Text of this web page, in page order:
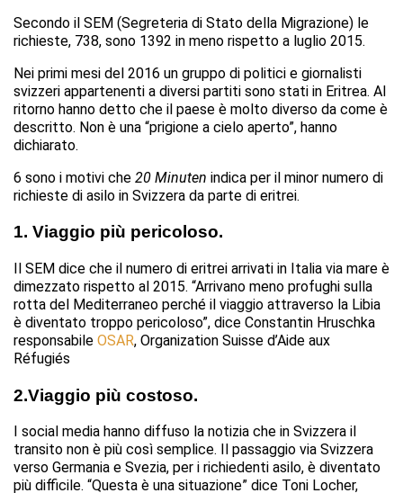
Secondo il SEM (Segreteria di Stato della Migrazione) le
richieste, 738, sono 1392 in meno rispetto a luglio 2015.
Nei primi mesi del 2016 un gruppo di politici e giornalisti
svizzeri appartenenti a diversi partiti sono stati in Eritrea. Al
ritorno hanno detto che il paese è molto diverso da come è
descritto. Non è una “prigione a cielo aperto”, hanno
dichiarato.
6 sono i motivi che 20 Minuten indica per il minor numero di
richieste di asilo in Svizzera da parte di eritrei.
1. Viaggio più pericoloso.
Il SEM dice che il numero di eritrei arrivati in Italia via mare è
dimezzato rispetto al 2015. “Arrivano meno profughi sulla
rotta del Mediterraneo perché il viaggio attraverso la Libia
è diventato troppo pericoloso”, dice Constantin Hruschka
responsabile OSAR, Organization Suisse d’Aide aux
Réfugiés
2.Viaggio più costoso.
I social media hanno diffuso la notizia che in Svizzera il
transito non è più così semplice. Il passaggio via Svizzera
verso Germania e Svezia, per i richiedenti asilo, è diventato
più difficile. “Questa è una situazione” dice Toni Locher,